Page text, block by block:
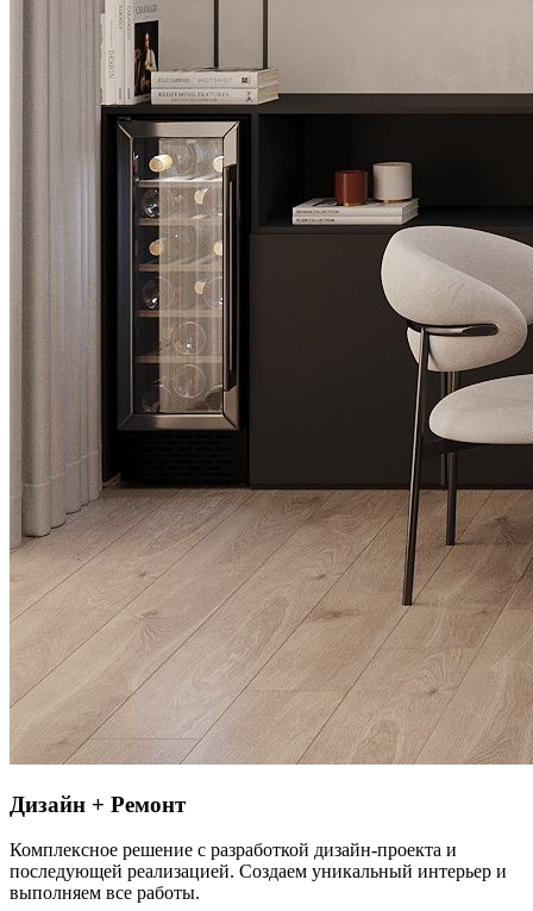
Дизайн + Ремонт
Комплексное решение с разработкой дизайн-проекта и
последующей реализацией. Создаем уникальный интерьер и
выполняем все работы.